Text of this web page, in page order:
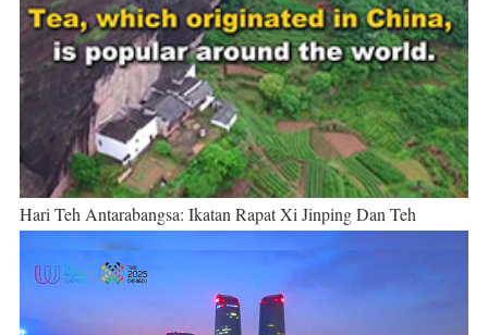
Hari Teh Antarabangsa: Ikatan Rapat Xi Jinping Dan Teh